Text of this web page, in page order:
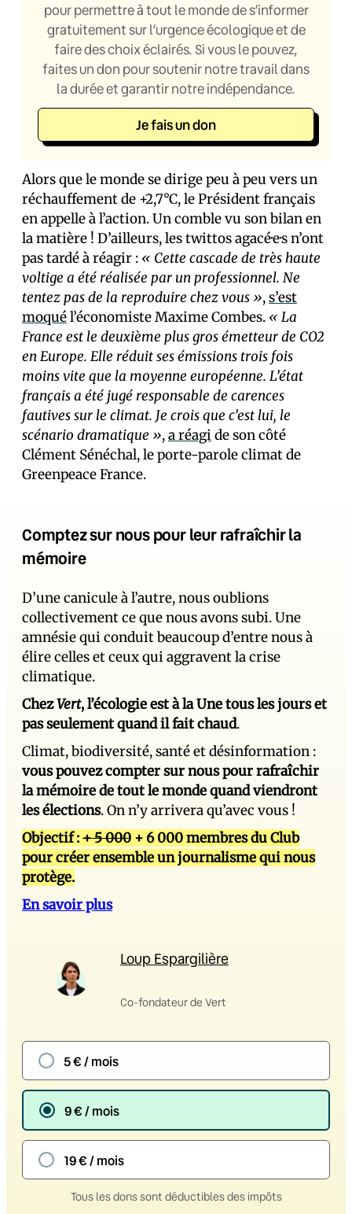
pour permettre à tout le monde de s’informer
gratuitement sur l’urgence écologique et de
faire des choix éclairés. Si vous le pouvez,
faites un don pour soutenir notre travail dans
la durée et garantir notre indépendance.
Je fais un don
Alors que le monde se dirige peu à peu vers un
réchauffement de +2,7°C, le Président français
en appelle à l’action. Un comble vu son bilan en
la matière ! D’ailleurs, les twittos agacé·e·s n’ont
pas tardé à réagir : « Cette cascade de très haute
voltige a été réalisée par un professionnel. Ne
tentez pas de la reproduire chez vous »,s’est
moquél’économiste Maxime Combes. « La
France est le deuxième plus gros émetteur de CO2
en Europe. Elle réduit ses émissions trois fois
moins vite que la moyenne européenne. L’état
français a été jugé responsable de carences
fautives sur le climat. Je crois que c’est lui, le
scénario dramatique »,a réagi de son côté
Clément Sénéchal, le porte-parole climat de
Greenpeace France.
Comptez sur nous pour leur rafraîchir la
mémoire
D’une canicule à l’autre, nous oublions
collectivement ce que nous avons subi. Une
amnésie qui conduit beaucoup d’entre nous à
élire celles et ceux qui aggravent la crise
climatique.
ChezVert, l’écologie est à la Une tous les jours et
pas seulement quand il fait chaud.
Climat, biodiversité, santé et désinformation :
vous pouvez compter sur nous pour rafraîchir
la mémoire de tout le monde quand viendront
les élections. On n’y arrivera qu’avec vous !
Objectif :+ 5 000 + 6 000 membres du Club
pour créer ensemble un journalisme qui nous
protège.
En savoir plus
Loup Espargilière
Co-fondateur de Vert
5 € / mois
9 € / mois
19 € / mois
Tous les dons sont déductibles des impôts